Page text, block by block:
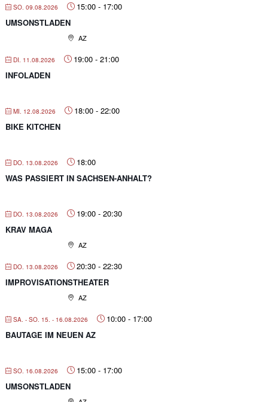
SO. 09.08.2026 15:00- 17:00
UMSONSTLADEN
AZ
DI. 11.08.2026 19:00- 21:00
INFOLADEN
MI. 12.08.2026 18:00- 22:00
BIKE KITCHEN
DO. 13.08.2026
18:00
WAS PASSIERT IN SACHSEN-ANHALT?
DO. 13.08.2026 19:00- 20:30
KRAV MAGA
AZ
DO. 13.08.2026 20:30- 22:30
IMPROVISATIONSTHEATER
AZ
SA. - SO. 15. - 16.08.2026 10:00- 17:00
BAUTAGE IM NEUEN AZ
SO. 16.08.2026 15:00- 17:00
UMSONSTLADEN